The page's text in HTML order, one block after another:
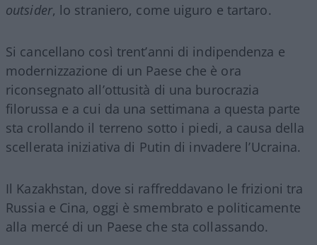
outsider, lo straniero, come uiguro e tartaro.
Si cancellano così trent’anni di indipendenza e
modernizzazione di un Paese che è ora
riconsegnato all’ottusità di una burocrazia
filorussa e a cui da una settimana a questa parte
sta crollando il terreno sotto i piedi, a causa della
scellerata iniziativa di Putin di invadere l’Ucraina.
Il Kazakhstan, dove si raffreddavano le frizioni tra
Russia e Cina, oggi è smembrato e politicamente
alla mercé di un Paese che sta collassando.